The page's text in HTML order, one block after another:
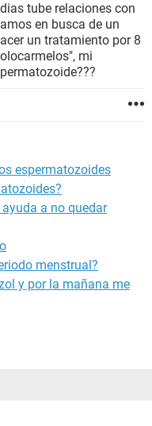
tube relaciones con
en busca de un
un tratamiento por 8
mi
espermatozoides
a no quedar
menstrual?
y por la mañana me